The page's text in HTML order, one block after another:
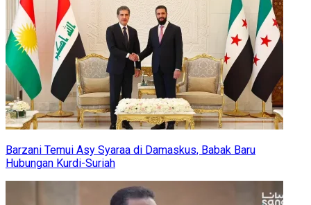
Barzani Temui Asy Syaraa di Damaskus, Babak Baru
Hubungan Kurdi-Suriah